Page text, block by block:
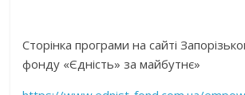
Сторінка програми на сайті
фонду «Єдність» за майбутнє»